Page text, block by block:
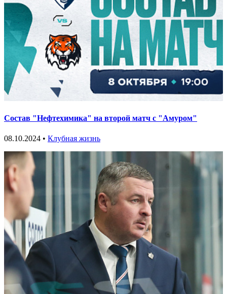
Состав "Нефтехимика" на второй матч с "Амуром"
08.10.2024 • Клубная жизнь